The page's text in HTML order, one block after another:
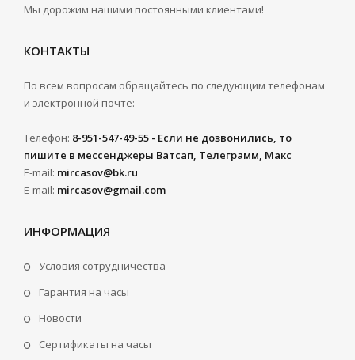
Мы дорожим нашими постоянными клиентами!
КОНТАКТЫ
По всем вопросам обращайтесь по следующим телефонам
и электронной почте:
Телефон: 8-951-547-49-55 - Если не дозвонились, то
пишите в мессенджеры Ватсап, Телеграмм, Макс
E-mail: mircasov@bk.ru
E-mail: mircasov@gmail.com
ИНФОРМАЦИЯ
Условия сотрудничества
Гарантия на часы
Новости
Сертификаты на часы